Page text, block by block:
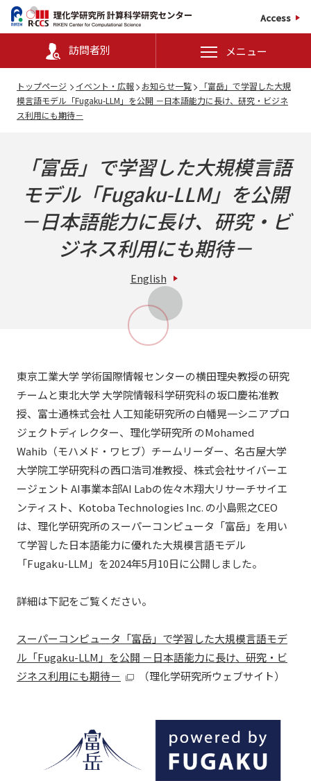
Access
訪問者別 メニュー
トップページ イベント・広報 お知らせ一覧
「富岳」で学習した大規
模言語モデル「Fugaku-LLM」を公開 －日本語能力に長け、研究・ビジネ
ス利用にも期待－
「富岳」で学習した大規模言語
モデル「Fugaku-LLM」を公開
－日本語能力に長け、研究・ビ
ジネス利用にも期待－
English
東京工業大学 学術国際情報センターの横田理央教授の研究
チームと東北大学 大学院情報科学研究科の坂口慶祐准教
授、富士通株式会社 人工知能研究所の白幡晃一シニアプロ
ジェクトディレクター、理化学研究所 のMohamed
Wahib（モハメド・ワヒブ）チームリーダー、名古屋大学
大学院工学研究科の西口浩司准教授、株式会社サイバーエ
ージェント AI事業本部AI Labの佐々木翔大リサーチサイエ
ンティスト、Kotoba Technologies Inc. の小島熙之CEO
は、理化学研究所のスーパーコンピュータ「富岳」を用い
て学習した日本語能力に優れた大規模言語モデル
「Fugaku-LLM」を2024年5月10日に公開しました。
詳細は下記をご覧ください。
スーパーコンピュータ「富岳」で学習した大規模言語モデ
ル「Fugaku-LLM」を公開 －日本語能力に長け、研究・ビ
ジネス利用にも期待－
（理化学研究所ウェブサイト）